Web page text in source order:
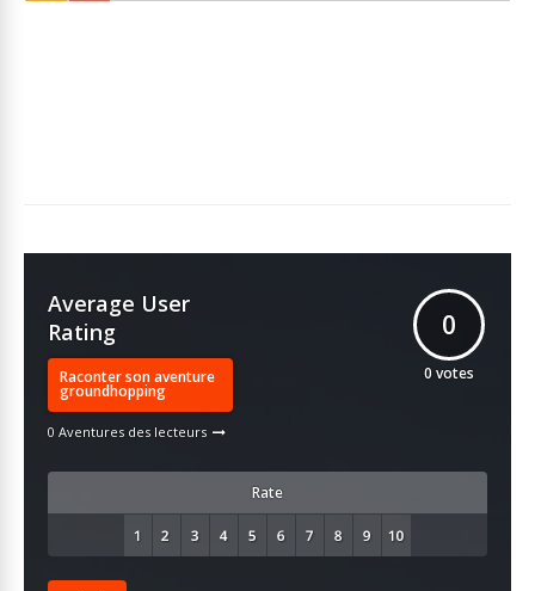
Average User
Rating
Raconter son aventure
groundhopping
0 Aventures des lecteurs
0
0 votes
Rate